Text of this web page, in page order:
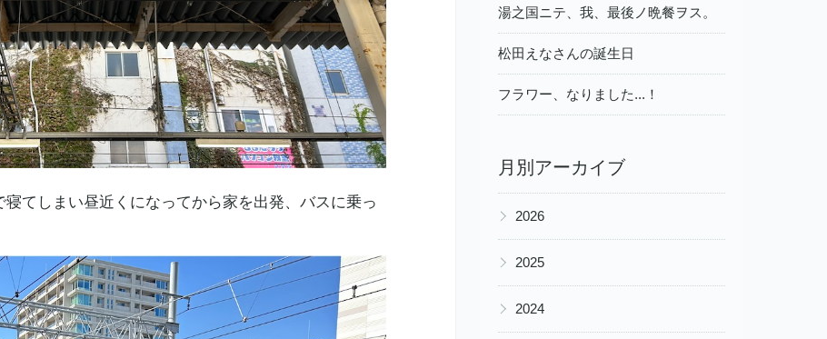
てしまい昼近くになってから家を出発、バスに乗っ
湯之国ニテ、我、最後ノ晩餐ヲス。
松田えなさんの誕生日
フラワー、なりました...！
月別アーカイブ
▶ 2026
▶ 2025
▶ 2024